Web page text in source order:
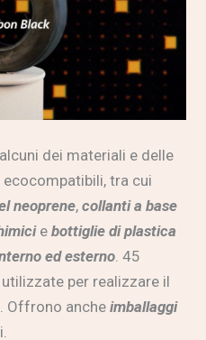
dei materiali e delle
tra cui
neoprene,collanti a base
ebottiglie di plastica
ed esterno. 45
per realizzare il
Offrono ancheimballaggi
.